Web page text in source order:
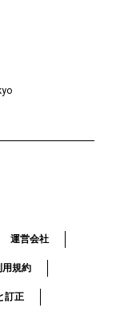
運営会社
用規約
訂正